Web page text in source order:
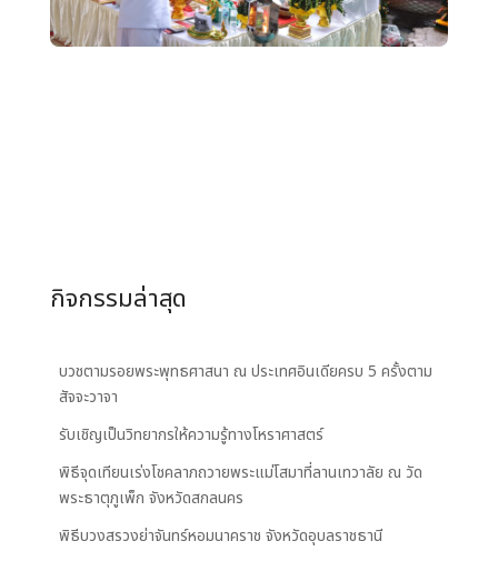
กิจกรรมล่าสุด
บวชตามรอยพระพุทธศาสนา ณ ประเทศอินเดียครบ 5 ครั้งตาม
สัจจะวาจา
รับเชิญเป็นวิทยากรให้ความรู้ทางโหราศาสตร์
พิธีจุดเทียนเร่งโชคลาภถวายพระแม่โสมาที่ลานเทวาลัย ณ วัด
พระธาตุภูเพ็ก จังหวัดสกลนคร
พิธีบวงสรวงย่าจันทร์หอมนาคราช จังหวัดอุบลราชธานี